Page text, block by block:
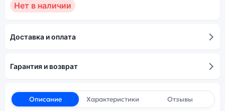
Нет в наличии
Доставка и оплата
Гарантия и возврат
Описание Характеристики Отзывы